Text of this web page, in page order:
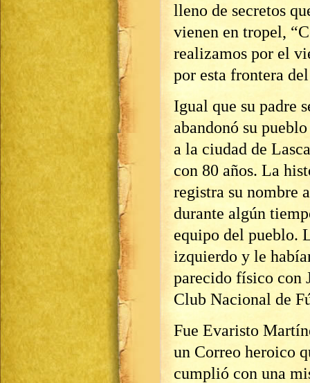
lleno de secretos
vienen en tropel,
realizamos por el
por esta frontera
Igual que su padre
abandonó su
a la ciudad de
con 80 años. La
registra su nombre
durante algún
equipo del pueblo.
izquierdo y le
parecido físico con
Club Nacional de
Fue Evaristo
un Correo heroico
cumplió con una